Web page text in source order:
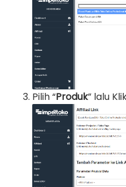
Pilih “Produk” lalu